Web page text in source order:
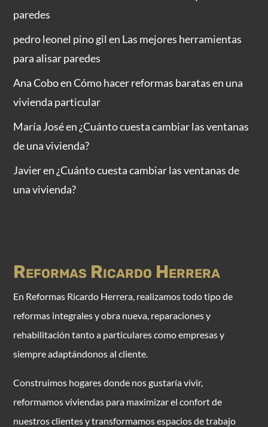
paredes
pedro leonel pino gil en Las mejores herramientas
para alisar paredes
Ana CoboenCómo hacer reformas baratas en una
vivienda particular
María Joséen ¿Cuánto cuesta cambiar las ventanas
de una vivienda?
Javieren ¿Cuánto cuesta cambiar las ventanas de
una vivienda?
Reformas Ricardo Herrera
En Reformas Ricardo Herrera, realizamos todo tipo de
reformas integrales y obra nueva, reparaciones y
rehabilitación tanto a particulares como empresas y
siempre adaptándonos al cliente.
Construimos hogares donde nos gustaría vivir,
reformamos viviendas para maximizar el confort de
nuestros clientes y transformamos espacios de trabajo